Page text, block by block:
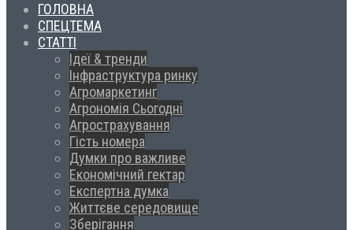
ГОЛОВНА
СПЕЦТЕМА
СТАТТІ
Ідеї & тренди
Інфраструктура ринку
Агромаркетинг
Агрономія Сьогодні
Агрострахування
Гість номера
Думки про важливе
Економічний гектар
Експертна думка
Життєве середовище
Зберігання